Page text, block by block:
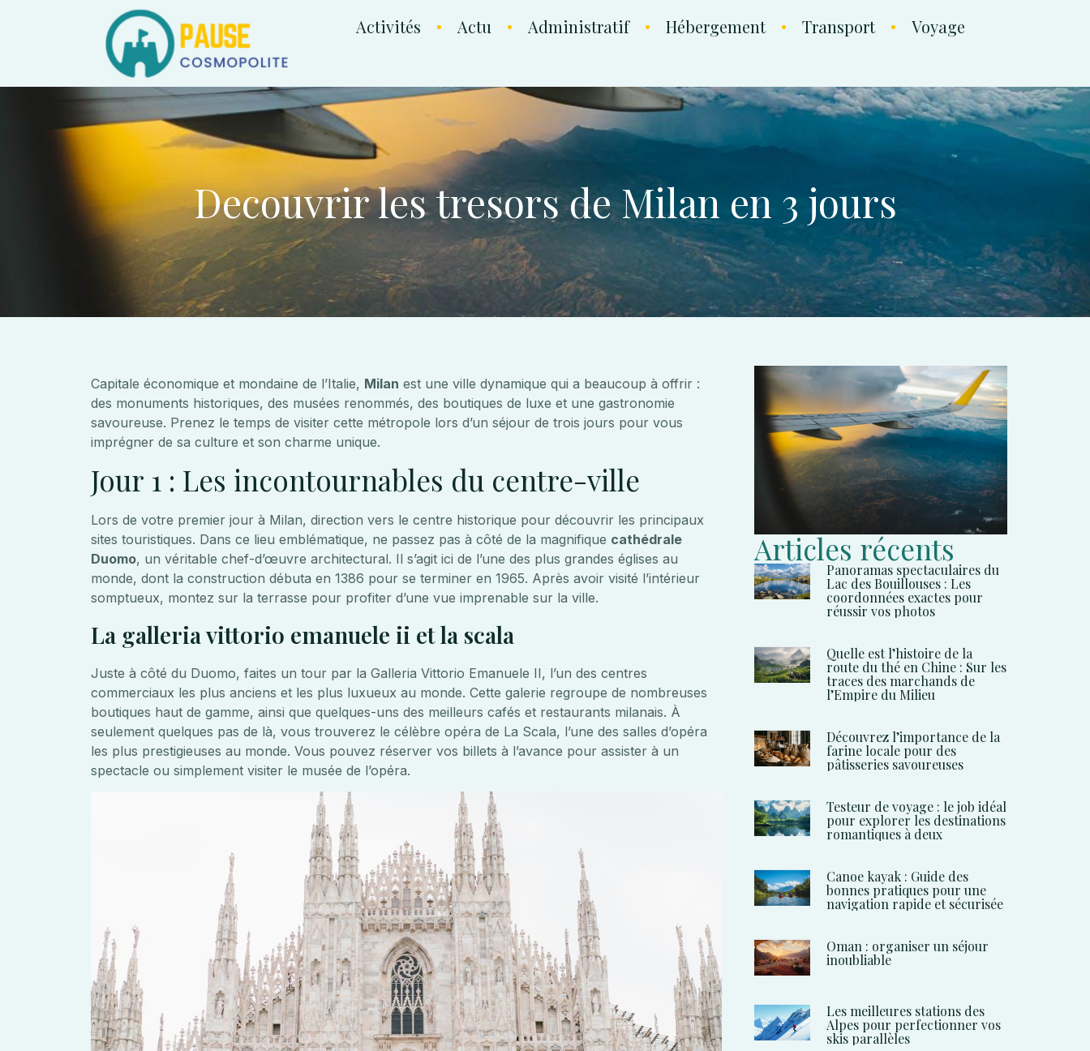
Activités Actu Administratif Hébergement Transport Voyage
Decouvrir les tresors de Milan en 3 jours
Capitale économique et mondaine de l’Italie, Milan est une ville dynamique qui a beaucoup à offrir :
des monuments historiques, des musées renommés, des boutiques de luxe et une gastronomie
savoureuse. Prenez le temps de visiter cette métropole lors d’un séjour de trois jours pour vous
imprégner de sa culture et son charme unique.
Jour 1 : Les incontournables du centre-ville
Lors de votre premier jour à Milan, direction vers le centre historique pour découvrir les principaux
sites touristiques. Dans ce lieu emblématique, ne passez pas à côté de la magnifique cathédrale
Duomo, un véritable chef-d’œuvre architectural. Il s’agit ici de l’une des plus grandes églises au
monde, dont la construction débuta en 1386 pour se terminer en 1965. Après avoir visité l’intérieur
somptueux, montez sur la terrasse pour profiter d’une vue imprenable sur la ville.
La galleria vittorio emanuele ii et la scala
Juste à côté du Duomo, faites un tour par la Galleria Vittorio Emanuele II, l’un des centres
commerciaux les plus anciens et les plus luxueux au monde. Cette galerie regroupe de nombreuses
boutiques haut de gamme, ainsi que quelques-uns des meilleurs cafés et restaurants milanais. À
seulement quelques pas de là, vous trouverez le célèbre opéra de La Scala, l’une des salles d’opéra
les plus prestigieuses au monde. Vous pouvez réserver vos billets à l’avance pour assister à un
spectacle ou simplement visiter le musée de l’opéra.
Articles récents
Panoramas spectaculaires du
Lac des Bouillouses : Les
coordonnées exactes pour
réussir vos photos
Quelle est l’histoire de la
route du thé en Chine : Sur les
traces des marchands de
l’Empire du Milieu
Découvrez l’importance de la
farine locale pour des
pâtisseries savoureuses
Testeur de voyage : le job idéal
pour explorer les destinations
romantiques à deux
Canoe kayak : Guide des
bonnes pratiques pour une
navigation rapide et sécurisée
Oman : organiser un séjour
inoubliable
Les meilleures stations des
Alpes pour perfectionner vos
skis parallèles